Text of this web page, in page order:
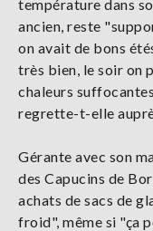
température dans
ancien, reste
on avait de bons
très bien, le soir on
chaleurs
regrette-t-elle
Gérante avec son
des Capucins de
achats de sacs de
froid", même si "ça